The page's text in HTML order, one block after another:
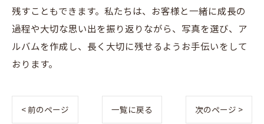
残すこともできます。私たちは、お客様と一緒に成長の
過程や大切な思い出を振り返りながら、写真を選び、ア
ルバムを作成し、長く大切に残せるようお手伝いをして
おります。
< 前のページ 一覧に戻る 次のページ >